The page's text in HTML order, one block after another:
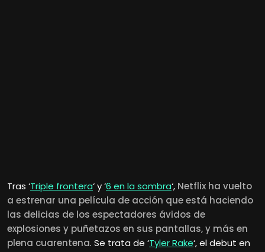
Tras ‘Triple frontera‘ y ‘6 en la sombra‘, Netflix ha vuelto
a estrenar una película de acción que está haciendo
las delicias de los espectadores ávidos de
explosiones y puñetazos en sus pantallas, y más en
plena cuarentena. Se trata de ‘Tyler Rake‘, el debut en